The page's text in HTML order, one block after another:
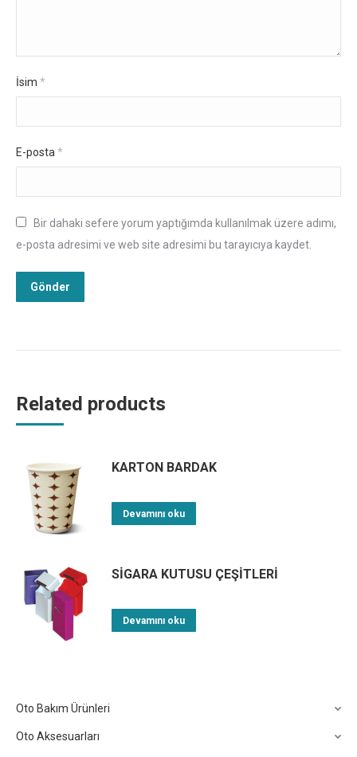
İsim *
E-posta *
Bir dahaki sefere yorum yaptığımda kullanılmak üzere adımı,
e-posta adresimi ve web site adresimi bu tarayıcıya kaydet.
Related products
KARTON BARDAK
Devamını oku
SİGARA KUTUSU ÇEŞİTLERİ
Devamını oku
Oto Bakım Ürünleri
Oto Aksesuarları